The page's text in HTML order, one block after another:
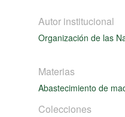
Autor institucional
Organización de las
Materias
Abastecimiento de
Colecciones